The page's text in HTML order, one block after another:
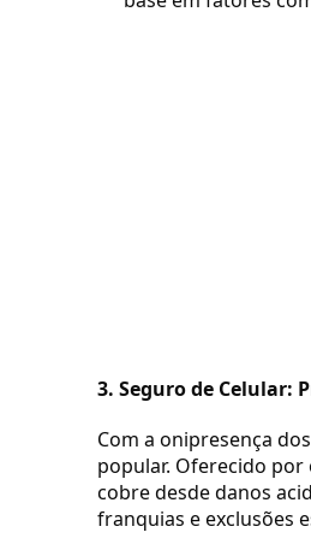
3. Seguro de Celular:
Com a onipresença
popular. Oferecido por
cobre desde danos
franquias e exclusões